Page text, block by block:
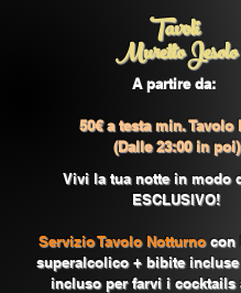
Tavoli
Muretto Jesolo
A partire da:
50€ a testa min. Tavolo
(Dalle 23:00 in poi)
Vivi la tua notte in modo
ESCLUSIVO!
Servizio Tavolo Notturnocon
superalcolico + bibite
incluso per farvi i cocktails